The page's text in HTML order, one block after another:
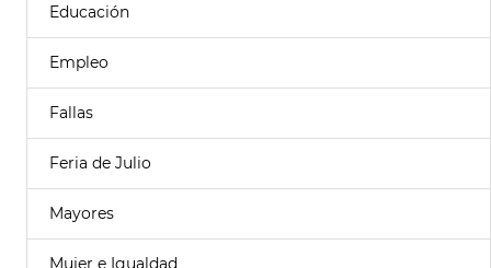
Educación
Empleo
Fallas
Feria de Julio
Mayores
Mujer e Igualdad